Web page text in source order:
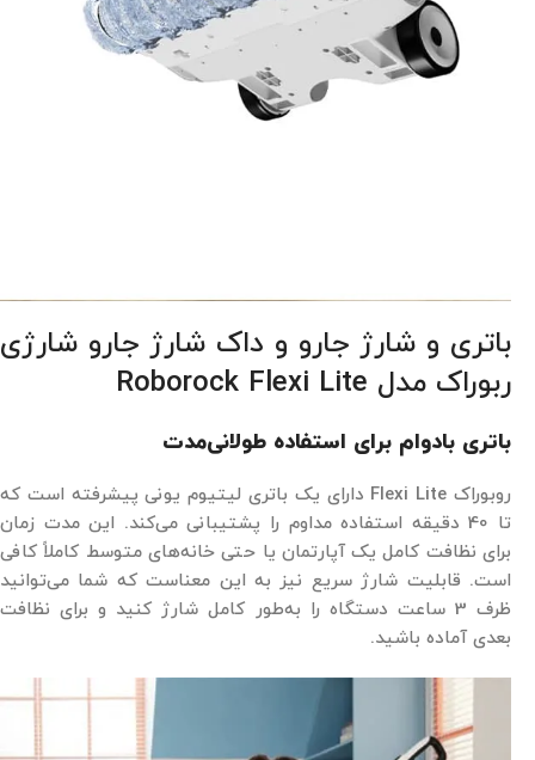
باتری و شارژ جارو و داک شارژ جارو شارژی
ربوراک مدل Roborock Flexi Lite
باتری بادوام برای استفاده طولانی‌مدت
روبوراک Flexi Lite دارای یک باتری لیتیوم یونی پیشرفته است که
تا 40 دقیقه استفاده مداوم را پشتیبانی می‌کند. این مدت زمان
برای نظافت کامل یک آپارتمان یا حتی خانه‌های متوسط کاملاً کافی
است. قابلیت شارژ سریع نیز به این معناست که شما می‌توانید
ظرف 3 ساعت دستگاه را به‌طور کامل شارژ کنید و برای نظافت
بعدی آماده باشید.